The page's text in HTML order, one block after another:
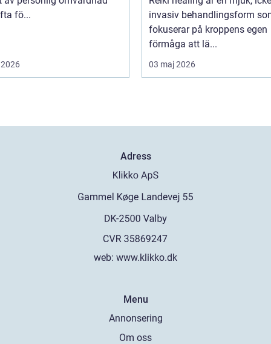
fö...
invasiv behandlingsform
fokuserar på kroppens egen
förmåga att lä...
03 maj 2026
Adress
web: www.klikko.dk
Menu
Annonsering
Om oss